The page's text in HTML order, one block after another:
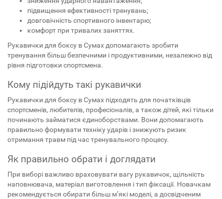
підвищення ефективності тренувань;
довговічність спортивного інвентарю;
комфорт при тривалих заняттях.
Рукавички для боксу в Сумах допомагають зробити
тренування більш безпечними і продуктивними, незалежно від
рівня підготовки спортсмена.
Кому підійдуть такі рукавички
Рукавички для боксу в Сумах підходять для початківців
спортсменів, любителів, професіоналів, а також дітей, які тільки
починають займатися єдиноборствами. Вони допомагають
правильно формувати техніку ударів і знижують ризик
отримання травм під час тренувального процесу.
Як правильно обрати і доглядати
При виборі важливо враховувати вагу рукавичок, щільність
наповнювача, матеріал виготовлення і тип фіксації. Новачкам
рекомендується обирати більш м’які моделі, а досвідченим